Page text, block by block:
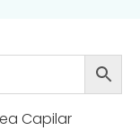
Capilar